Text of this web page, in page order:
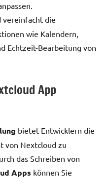
vereinfacht die
wie Kalendern,
Echtzeit-Bearbeitung von
App
bietet Entwicklern die
von Nextcloud zu
das Schreiben von
Apps können Sie